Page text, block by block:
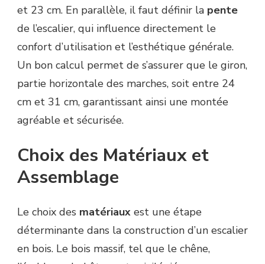
et 23 cm. En parallèle, il faut définir la pente
de l’escalier, qui influence directement le
confort d’utilisation et l’esthétique générale.
Un bon calcul permet de s’assurer que le giron,
partie horizontale des marches, soit entre 24
cm et 31 cm, garantissant ainsi une montée
agréable et sécurisée.
Choix des Matériaux et
Assemblage
Le choix des matériaux est une étape
déterminante dans la construction d’un escalier
en bois. Le bois massif, tel que le chêne,